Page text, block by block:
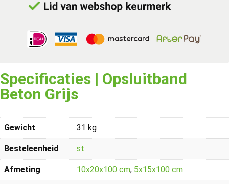
Specificaties | Opsluitband
Beton Grijs
Gewicht 31 kg
Besteleenheid st
Afmeting 10x20x100 cm, 5x15x100 cm